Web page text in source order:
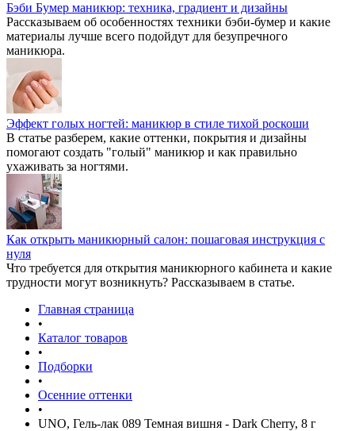
Бэби Бумер маникюр: техника, градиент и дизайны
Рассказываем об особенностях техники бэби-бумер и какие
материалы лучше всего подойдут для безупречного
маникюра.
Эффект голых ногтей: маникюр в стиле тихой роскоши
В статье разберем, какие оттенки, покрытия и дизайны
помогают создать "голый" маникюр и как правильно
ухаживать за ногтями.
Как открыть маникюрный салон: пошаговая инструкция с
нуля
Что требуется для открытия маникюрного кабинета и какие
трудности могут возникнуть? Рассказываем в статье.
Главная страница
•
Каталог товаров
•
Подборки
•
Осенние оттенки
•
UNO, Гель-лак 089 Темная вишня - Dark Cherry, 8 г